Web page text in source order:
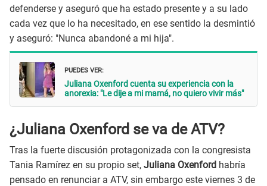
defenderse y aseguró que ha estado presente y a su lado
cada vez que lo ha necesitado, en ese sentido la desmintió
y aseguró: "Nunca abandoné a mi hija".
PUEDES VER:
Juliana Oxenford cuenta su experiencia con la
anorexia: "Le dije a mi mamá, no quiero vivir más"
¿Juliana Oxenford se va de ATV?
Tras la fuerte discusión protagonizada con la congresista
Tania Ramírez en su propio set, Juliana Oxenford habría
pensado en renunciar a ATV, sin embargo este viernes 3 de